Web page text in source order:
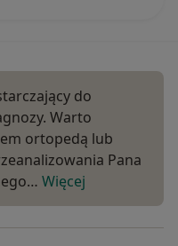
do
Warto
ortopedą lub
Pana
Więcej